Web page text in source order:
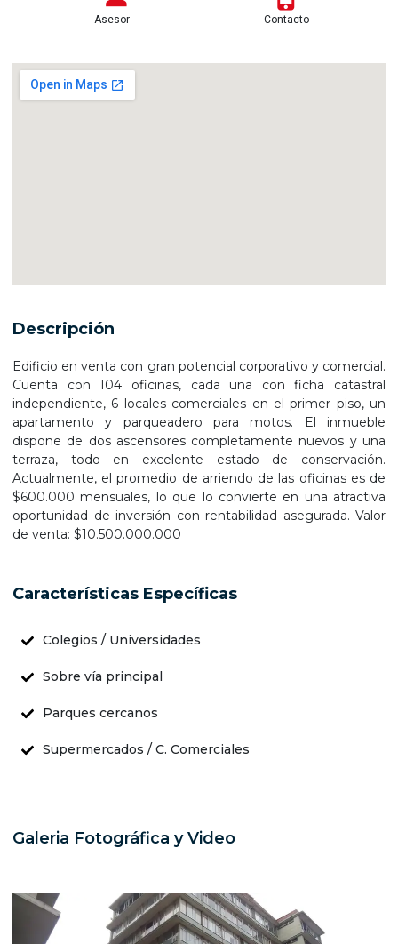
Asesor Contacto
Descripción
Edificio en venta con gran potencial corporativo y comercial.
Cuenta con 104 oficinas, cada una con ficha catastral
independiente, 6 locales comerciales en el primer piso, un
apartamento y parqueadero para motos. El inmueble
dispone de dos ascensores completamente nuevos y una
terraza, todo en excelente estado de conservación.
Actualmente, el promedio de arriendo de las oficinas es de
$600.000 mensuales, lo que lo convierte en una atractiva
oportunidad de inversión con rentabilidad asegurada. Valor
de venta: $10.500.000.000
Características Específicas
Colegios / Universidades
Sobre vía principal
Parques cercanos
Supermercados / C. Comerciales
Galeria Fotográfica y Video